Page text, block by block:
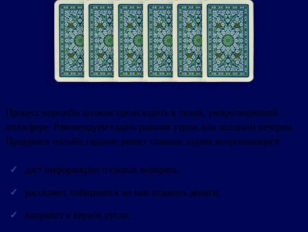
Процесс ворожбы должен происходить в тихой, умиротворённой
атмосфере. Рекомендуем гадать ранним утром или поздним вечером.
Правдивое онлайн гадание решит главные задачи вопрошающего:
даст информацию о сроках возврата;
расскажет, собираются ли вам отдавать деньги;
направит в верное русло;